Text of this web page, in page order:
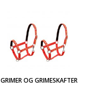
GRIMER OG GRIMESKAFTER